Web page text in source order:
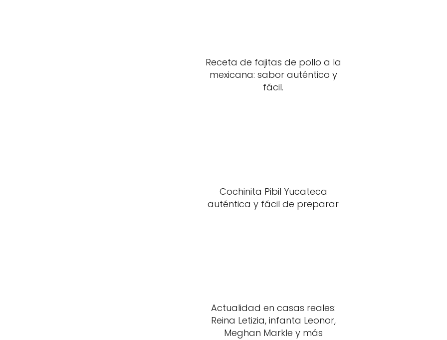
Receta de fajitas de pollo a la
mexicana: sabor auténtico y
fácil.
Cochinita Pibil Yucateca
auténtica y fácil de preparar
Actualidad en casas reales:
Reina Letizia, infanta Leonor,
Meghan Markle y más